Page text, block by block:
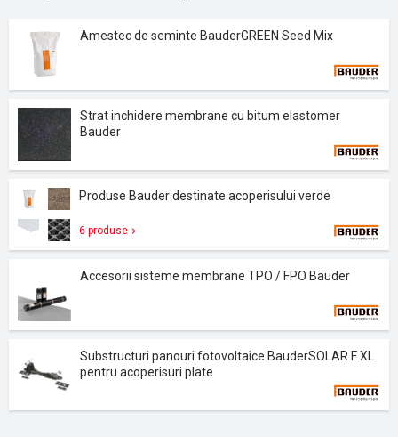
Amestec de seminte BauderGREEN Seed Mix
Strat inchidere membrane cu bitum elastomer
Bauder
Produse Bauder destinate acoperisului verde
6 produse
Accesorii sisteme membrane TPO / FPO Bauder
Substructuri panouri fotovoltaice BauderSOLAR F XL
pentru acoperisuri plate